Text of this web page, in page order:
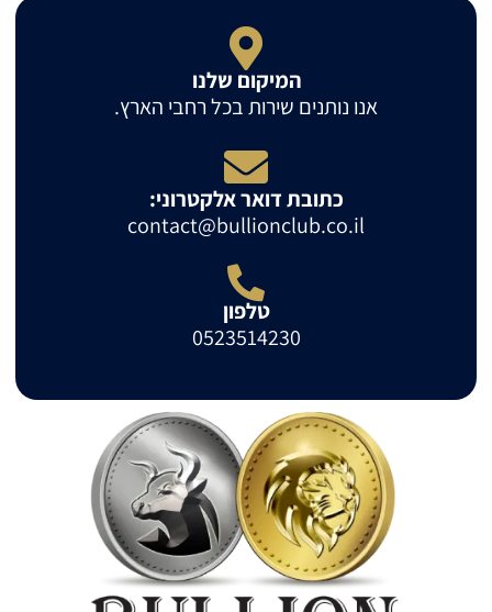
המיקום שלנו
אנו נותנים שירות בכל רחבי הארץ.
כתובת דואר אלקטרוני:
contact@bullionclub.co.il
טלפון
0523514230